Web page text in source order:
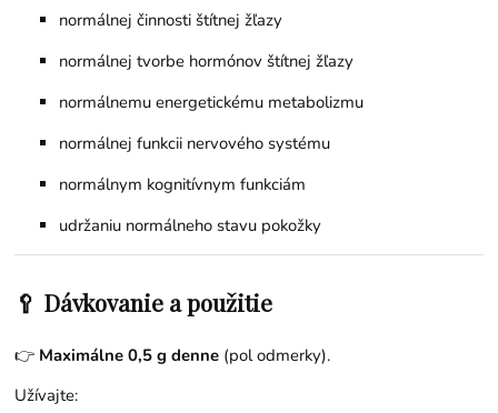
normálnej činnosti štítnej žľazy
normálnej tvorbe hormónov štítnej žľazy
normálnemu energetickému metabolizmu
normálnej funkcii nervového systému
normálnym kognitívnym funkciám
udržaniu normálneho stavu pokožky
🥄 Dávkovanie a použitie
👉 Maximálne 0,5 g denne (pol odmerky).
Užívajte: